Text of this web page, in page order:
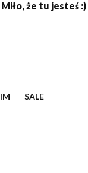
że tu jesteś :)
SALE